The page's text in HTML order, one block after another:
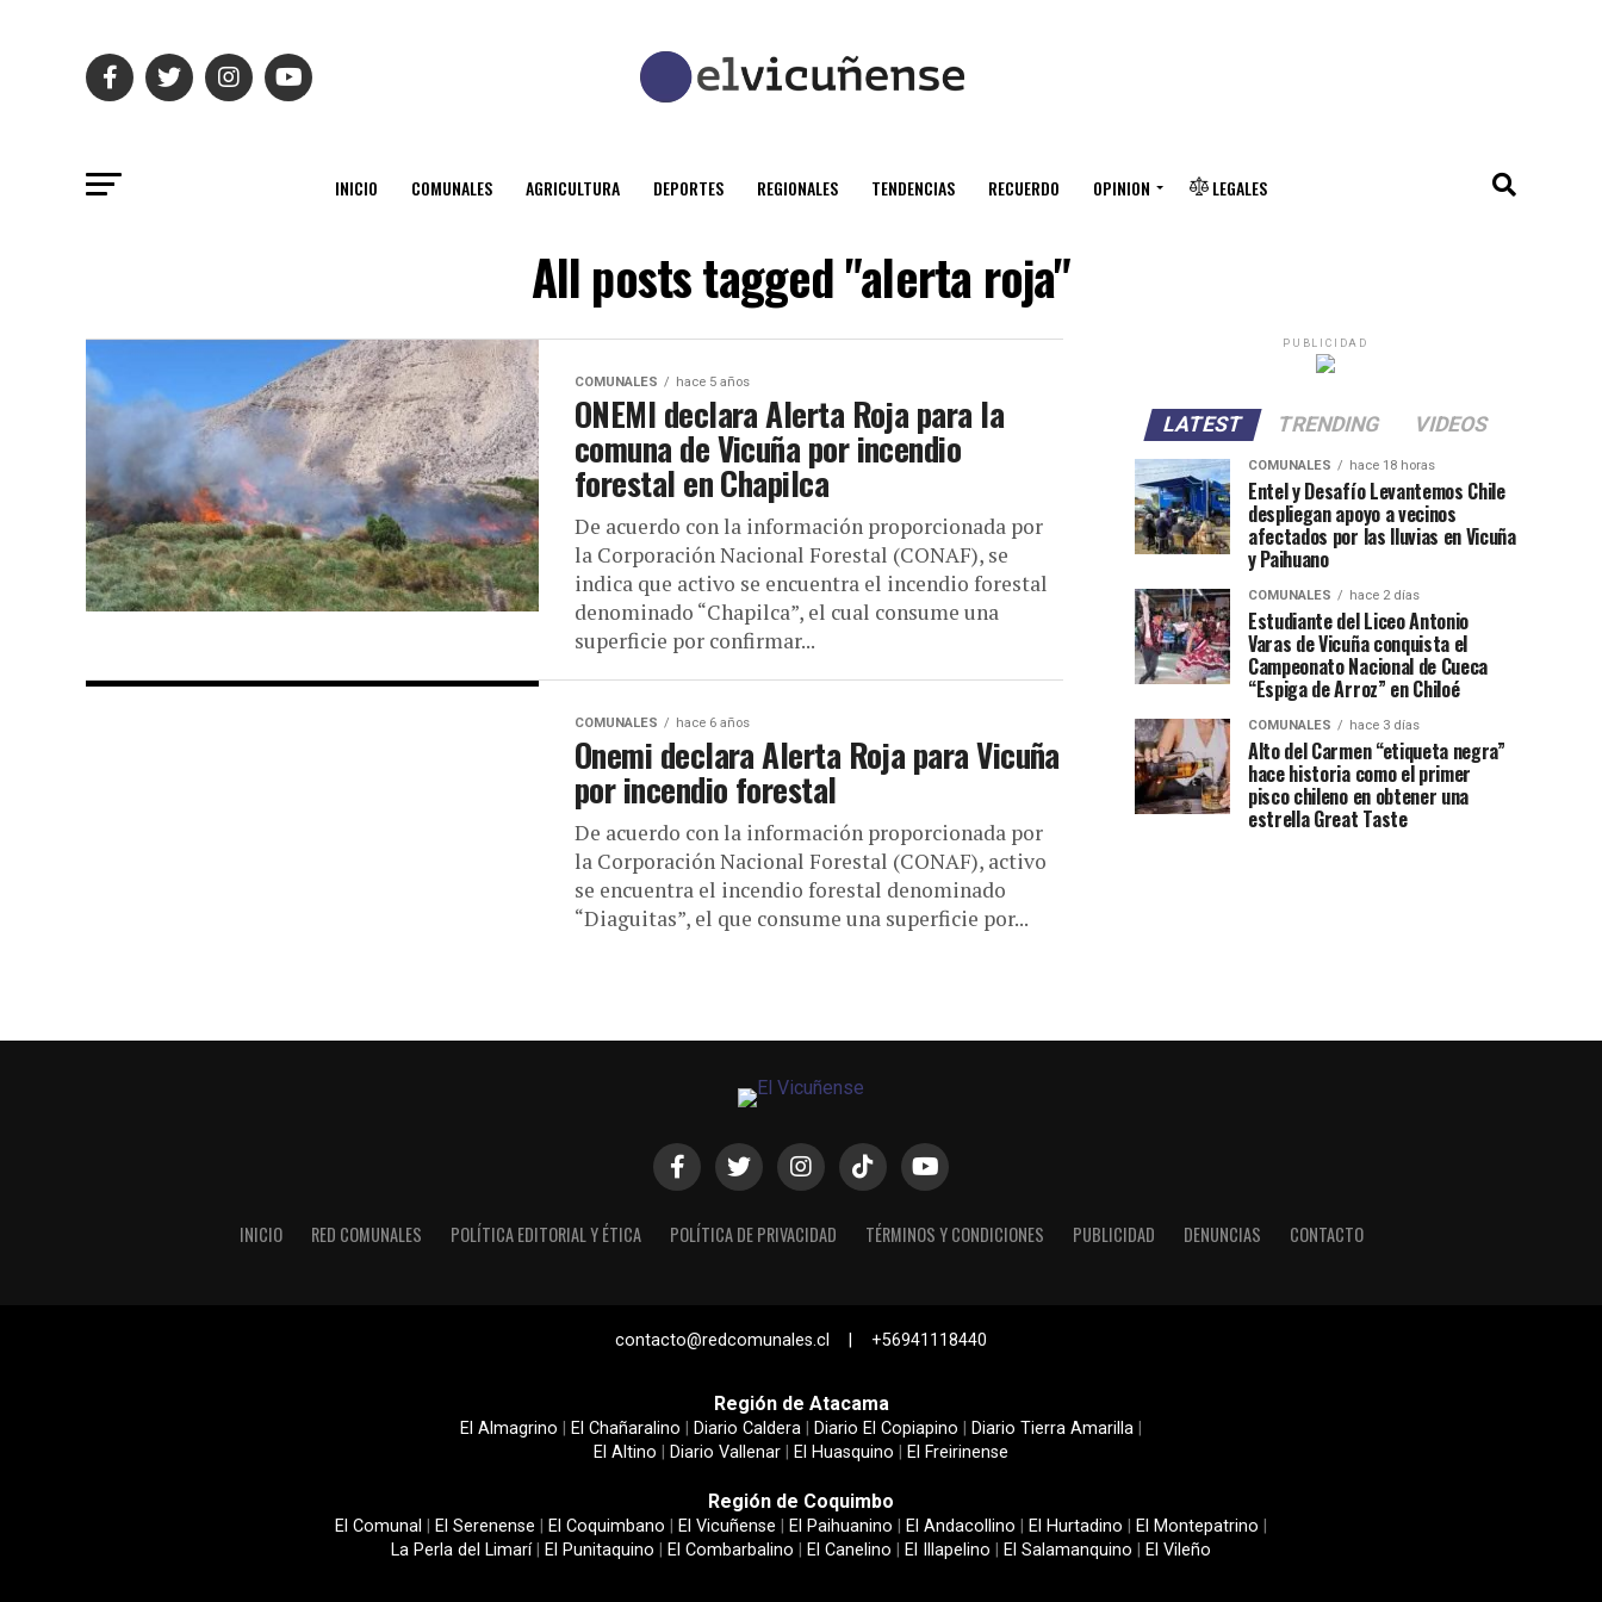
INICIO COMUNALES AGRICULTURA DEPORTES REGIONALES TENDENCIAS RECUERDO OPINION LEGALES
All posts tagged "alerta roja"
COMUNALES hace 5 años
ONEMI declara Alerta Roja para la
comuna de Vicuña por incendio
forestal en Chapilca
De acuerdo con la información proporcionada por
la Corporación Nacional Forestal (CONAF), se
indica que activo se encuentra el incendio forestal
denominado “Chapilca”, el cual consume una
superficie por confirmar...
COMUNALES hace 6 años
Onemi declara Alerta Roja para Vicuña
por incendio forestal
De acuerdo con la información proporcionada por
la Corporación Nacional Forestal (CONAF), activo
se encuentra el incendio forestal denominado
“Diaguitas”, el que consume una superficie por...
PUBLICIDAD
LATEST TRENDING VIDEOS
COMUNALES hace 18 horas
Entel y Desafío Levantemos Chile
despliegan apoyo a vecinos
afectados por las lluvias en Vicuña
y Paihuano
COMUNALES hace 2 días
Estudiante del Liceo Antonio
Varas de Vicuña conquista el
Campeonato Nacional de Cueca
“Espiga de Arroz” en Chiloé
COMUNALES hace 3 días
Alto del Carmen “etiqueta negra”
hace historia como el primer
pisco chileno en obtener una
estrella Great Taste
INICIO RED COMUNALES POLÍTICA EDITORIAL Y ÉTICA POLÍTICA DE PRIVACIDAD TÉRMINOS Y CONDICIONES PUBLICIDAD DENUNCIAS CONTACTO
contacto@redcomunales.cl | +56941118440
Región de Atacama
El Almagrino El Chañaralino Diario Caldera Diario El Copiapino Diario Tierra Amarilla
El Altino
Diario Vallenar El Huasquino El Freirinense
Región de Coquimbo
El Comunal El Serenense El Coquimbano El Vicuñense El Paihuanino El Andacollino El Hurtadino El Montepatrino
La Perla del Limarí| El Punitaquino El Combarbalino El Canelino El Illapelino El Salamanquino El Vileño